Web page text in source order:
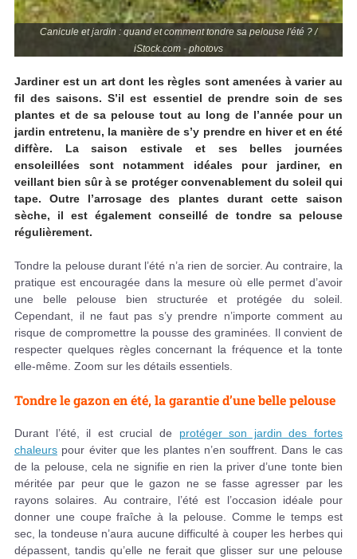
Canicule et jardin : quand et comment tondre sa pelouse l'été ? /
iStock.com - photovs
Jardiner est un art dont les règles sont amenées à varier au
fil des saisons. S’il est essentiel de prendre soin de ses
plantes et de sa pelouse tout au long de l’année pour un
jardin entretenu, la manière de s’y prendre en hiver et en été
diffère. La saison estivale et ses belles journées
ensoleillées sont notamment idéales pour jardiner, en
veillant bien sûr à se protéger convenablement du soleil qui
tape. Outre l’arrosage des plantes durant cette saison
sèche, il est également conseillé de tondre sa pelouse
régulièrement.
Tondre la pelouse durant l’été n’a rien de sorcier. Au contraire, la
pratique est encouragée dans la mesure où elle permet d’avoir
une belle pelouse bien structurée et protégée du soleil.
Cependant, il ne faut pas s’y prendre n’importe comment au
risque de compromettre la pousse des graminées. Il convient de
respecter quelques règles concernant la fréquence et la tonte
elle-même. Zoom sur les détails essentiels.
Tondre le gazon en été, la garantie d’une belle pelouse
Durant l’été, il est crucial de protéger son jardin des fortes
chaleurs pour éviter que les plantes n’en souffrent. Dans le cas
de la pelouse, cela ne signifie en rien la priver d’une tonte bien
méritée par peur que le gazon ne se fasse agresser par les
rayons solaires. Au contraire, l’été est l’occasion idéale pour
donner une coupe fraîche à la pelouse. Comme le temps est
sec, la tondeuse n’aura aucune difficulté à couper les herbes qui
dépassent, tandis qu’elle ne ferait que glisser sur une pelouse